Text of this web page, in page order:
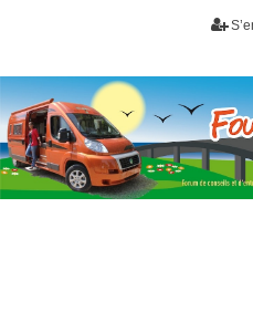
Fourgon-
Forum de conseils et d'entraide
aménagés, vans et de camping-